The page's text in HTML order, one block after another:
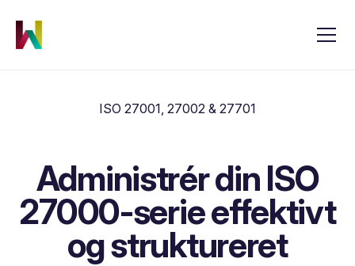
ISO 27001, 27002 & 27701
Administrér din ISO
27000-serie effektivt
og struktureret